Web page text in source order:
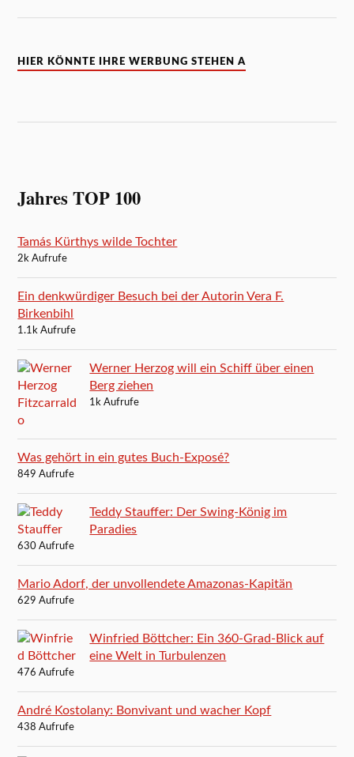
HIER KÖNNTE IHRE WERBUNG STEHEN A
Jahres TOP 100
Tamás Kürthys wilde Tochter
2k Aufrufe
Ein denkwürdiger Besuch bei der Autorin Vera F.
Birkenbihl
1.1k Aufrufe
Werner Herzog will ein Schiff über einen
Berg ziehen
1k Aufrufe
Was gehört in ein gutes Buch-Exposé?
849 Aufrufe
Teddy Stauffer: Der Swing-König im
Paradies
630 Aufrufe
Mario Adorf, der unvollendete Amazonas-Kapitän
629 Aufrufe
Winfried Böttcher: Ein 360-Grad-Blick auf
eine Welt in Turbulenzen
476 Aufrufe
André Kostolany: Bonvivant und wacher Kopf
438 Aufrufe